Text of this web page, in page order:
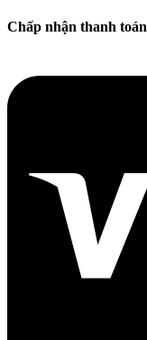
Chấp nhận thanh toán